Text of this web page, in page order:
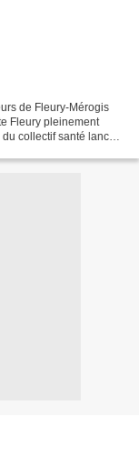
de Fleury-Mérogis
Fleury pleinement
collectif santé lancé